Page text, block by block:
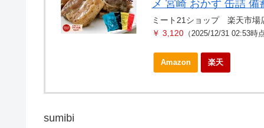
メ 宮崎 おかず 缶詰 備
ミート21ショップ 楽天市場
￥ 3,120（2025/12/31 02:53時点
Amazon 楽天
sumibi